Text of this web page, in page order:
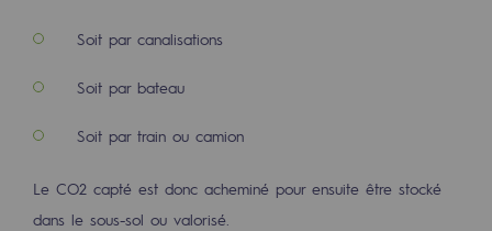
Sécurité industrielle
Gouvernance responsable
Soit par canalisations
Soit par bateau
Soit par train ou camion
Le CO2 capté est donc acheminé pour ensuite être stocké
dans le sous-sol ou valorisé.